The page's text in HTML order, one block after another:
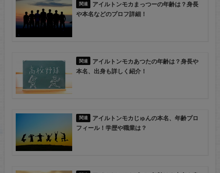
アイルトンモカまっつーの年齢は？身長
や本名などのプロフ詳細！
アイルトンモカあつたの年齢は？身長や
本名、出身も詳しく紹介！
アイルトンモカじゅんの本名、年齢プロ
フィール！学歴や職業は？